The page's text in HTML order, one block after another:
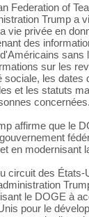
Federation of
Trump a
vie privée en
des
sans
sur les
sociale, les dates
et les statuts
concernées.
affirme que le
en modernisant
circuit des
le DOGE à
pour le